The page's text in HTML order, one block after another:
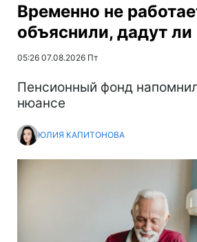
Временно не
объяснили, дадут
05:26 07.08.2026 Пт
Пенсионный фонд
нюансе
ЮЛИЯ КАПИТОНОВА